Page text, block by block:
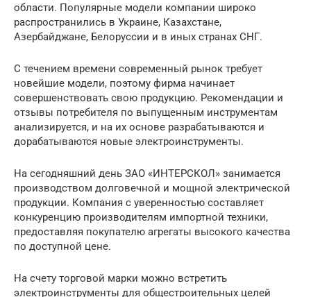
области. Популярные модели компании широко
распространились в Украине, Казахстане,
Азербайджане, Белоруссии и в иных странах СНГ.
С течением времени современный рынок требует
новейшие модели, поэтому фирма начинает
совершенствовать свою продукцию. Рекомендации и
отзывы потребителя по выпущенным инструментам
анализируется, и на их основе разрабатываются и
дорабатываются новые электроинструменты.
На сегодняшний день ЗАО «ИНТЕРСКОЛ» занимается
производством долговечной и мощной электрической
продукции. Компания с уверенностью составляет
конкуренцию производителям импортной техники,
предоставляя покупателю агрегаты высокого качества
по доступной цене.
На счету торговой марки можно встретить
электроинструменты для общестроительных целей